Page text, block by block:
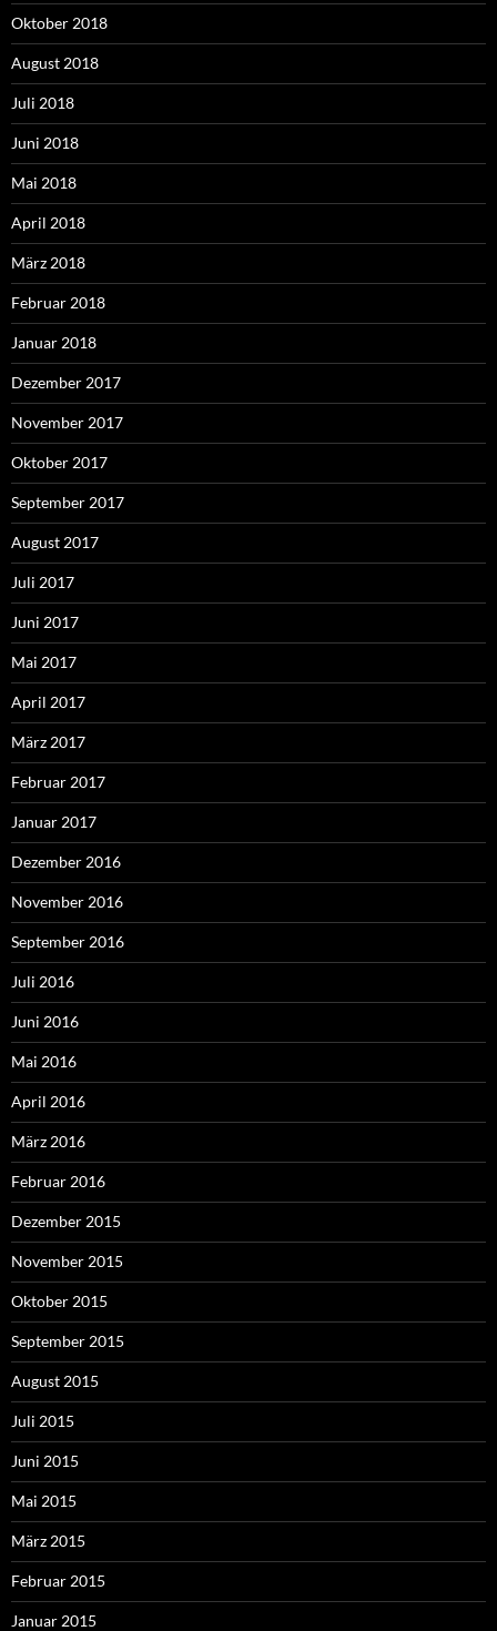
Oktober 2018
August 2018
Juli 2018
Juni 2018
Mai 2018
April 2018
März 2018
Februar 2018
Januar 2018
Dezember 2017
November 2017
Oktober 2017
September 2017
August 2017
Juli 2017
Juni 2017
Mai 2017
April 2017
März 2017
Februar 2017
Januar 2017
Dezember 2016
November 2016
September 2016
Juli 2016
Juni 2016
Mai 2016
April 2016
März 2016
Februar 2016
Dezember 2015
November 2015
Oktober 2015
September 2015
August 2015
Juli 2015
Juni 2015
Mai 2015
März 2015
Februar 2015
Januar 2015